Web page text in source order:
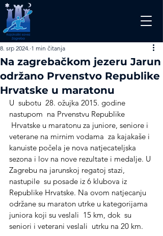
Na zagrebačkom jezeru Jarun
održano Prvenstvo Republike
Hrvatske u maratonu
8. srp 2024. 1 min čitanja
U  subotu  28. ožujka 2015. godine
nastupom  na Prvenstvu Republike
Hrvatske u maratonu za juniore, seniore i
veterane na mirnim vodama  za kajakaše i
kanuiste počela je nova natjecateljska
sezona i lov na nove rezultate i medalje. U
Zagrebu na jarunskoj regatoj stazi,
nastupile  su posade iz 6 klubova iz
Republike Hrvatske. Na ovom natjecanju
održane su maraton utrke u kategorijama
juniora koji su veslali  15 km, dok  su
seniori i veterani veslali  utrku na 20 km.